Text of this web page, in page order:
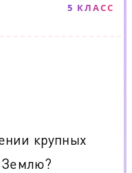
5 КЛАСС
крупных
Землю?